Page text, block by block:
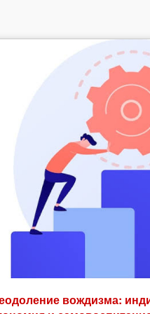
вождизма: